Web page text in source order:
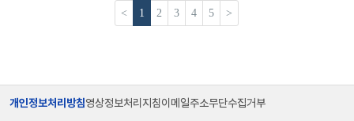
< 1 2 3 4 5 >
개인정보처리방침영상정보처리지침이메일주소무단수집거부